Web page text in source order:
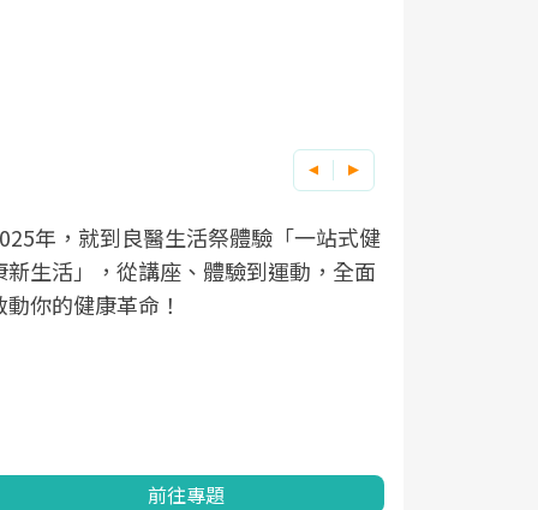
醫健康網從「換季的身體變化」出發，
過醫學觀點與日常感受的對話，建立對
健康的認知，進而引導實際的改善行
前往專題